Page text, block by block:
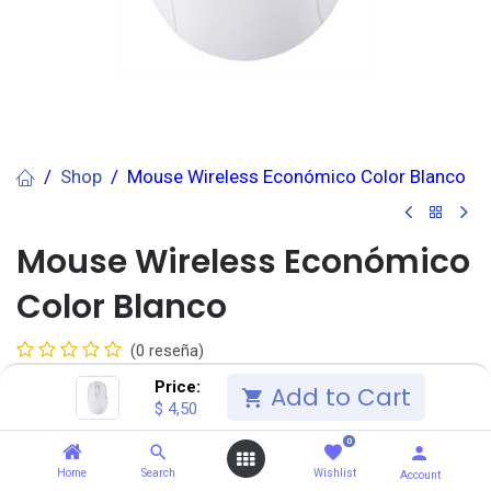
Price:
$ 4,50 Add to Cart
Home Search
0
Wishlist Account
Shop Mouse Wireless Económico Color Blanco
Mouse Wireless Económico
Color Blanco
(0 reseña)
Unidad(es)
$3.91
>3.0
Unidad(es)
$3.69
$4,50 5,00 IVA Incluido